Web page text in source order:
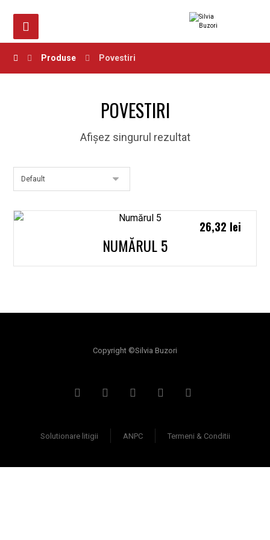
Produse Povestiri
POVESTIRI
Afișez singurul rezultat
NUMĂRUL 5
26,32 lei
Copyright ©Silvia Buzori
Solutionare litigii ANPC Termeni & Conditii